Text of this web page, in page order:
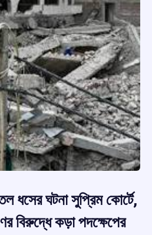
ধসের ঘটনা সুপ্রিম কোর্টে,
বিরুদ্ধে কড়া পদক্ষেপের